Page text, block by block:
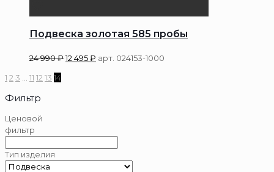
Подвеска золотая 585 пробы
24 990₽12 495₽ арт. 024153-1000
1 2 3 11 12 13 14
Фильтр
Ценовой
фильтр
Тип изделия